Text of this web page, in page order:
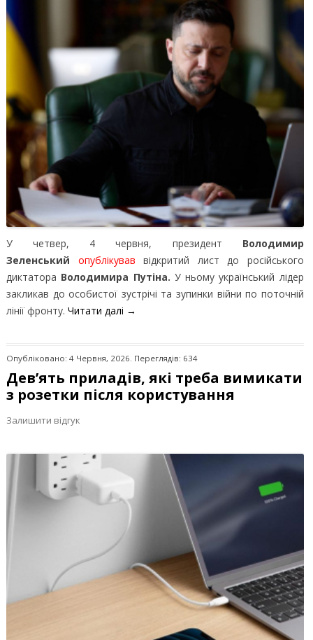
У четвер, 4 червня, президент Володимир
Зеленський
опублікував відкритий лист до російського
диктатора Володимира Путіна. У ньому український лідер
закликав до особистої зустрічі та зупинки війни по поточній
лінії фронту. Читати далі →
Опубліковано: 4 Червня, 2026. Переглядів: 634
Дев’ять приладів, які треба вимикати
з розетки після користування
Залишити відгук